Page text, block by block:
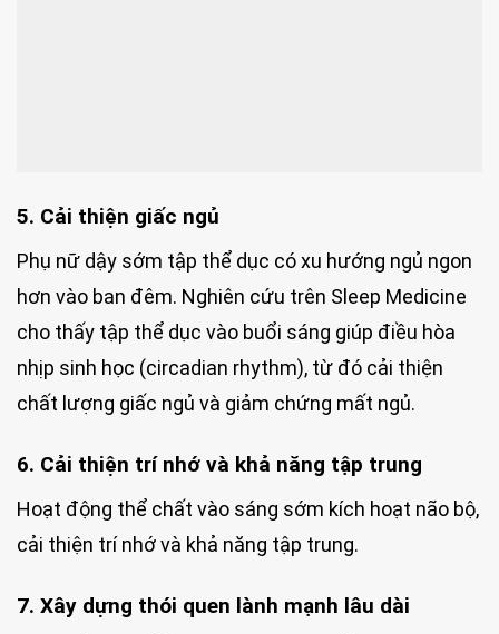
5. Cải thiện giấc ngủ
Phụ nữ dậy sớm tập thể dục có xu hướng ngủ ngon
hơn vào ban đêm. Nghiên cứu trên Sleep Medicine
cho thấy tập thể dục vào buổi sáng giúp điều hòa
nhịp sinh học (circadian rhythm), từ đó cải thiện
chất lượng giấc ngủ và giảm chứng mất ngủ.
6. Cải thiện trí nhớ và khả năng tập trung
Hoạt động thể chất vào sáng sớm kích hoạt não bộ,
cải thiện trí nhớ và khả năng tập trung.
7. Xây dựng thói quen lành mạnh lâu dài